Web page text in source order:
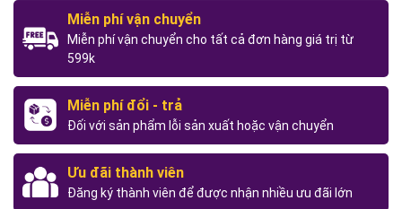
Miễn phí vận chuyển
Miễn phí vận chuyển cho tất cả đơn hàng giá trị từ
599k
Miễn phí đổi - trả
Đối với sản phẩm lỗi sản xuất hoặc vận chuyển
Ưu đãi thành viên
Đăng ký thành viên để được nhận nhiều ưu đãi lớn